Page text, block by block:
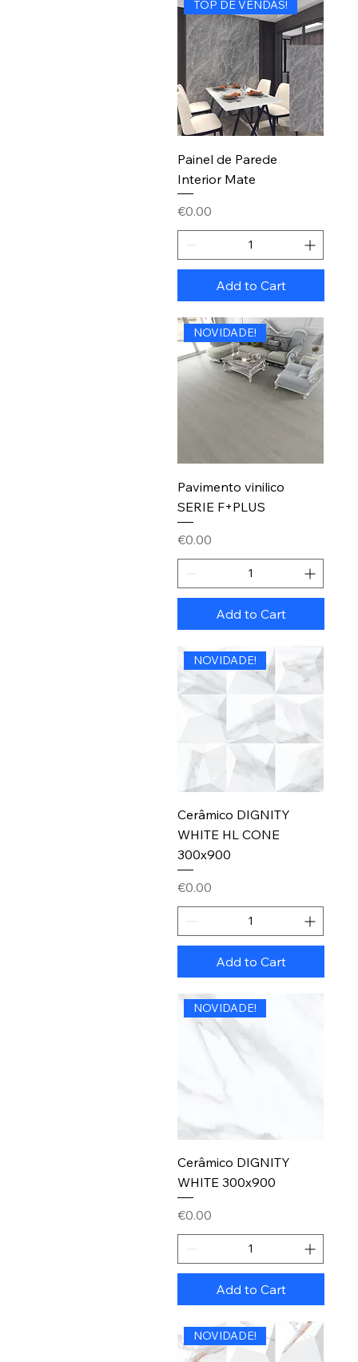
TOP DE VENDAS!
Painel de Parede
Interior Mate
Price
€0.00
Add to Cart
NOVIDADE!
Pavimento vinilico
SERIE F+PLUS
Price
€0.00
Add to Cart
NOVIDADE!
Cerâmico DIGNITY
WHITE HL CONE
300x900
Price
€0.00
Add to Cart
NOVIDADE!
Cerâmico DIGNITY
WHITE 300x900
Price
€0.00
Add to Cart
NOVIDADE!